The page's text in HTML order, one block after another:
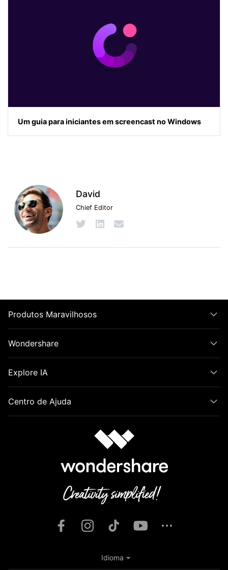
Um guia para iniciantes em screencast no Windows
David
Chief Editor
Produtos Maravilhosos
Wondershare
Explore IA
Centro de Ajuda
Idioma